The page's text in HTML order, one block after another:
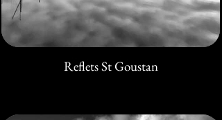
Reflets St Goustan